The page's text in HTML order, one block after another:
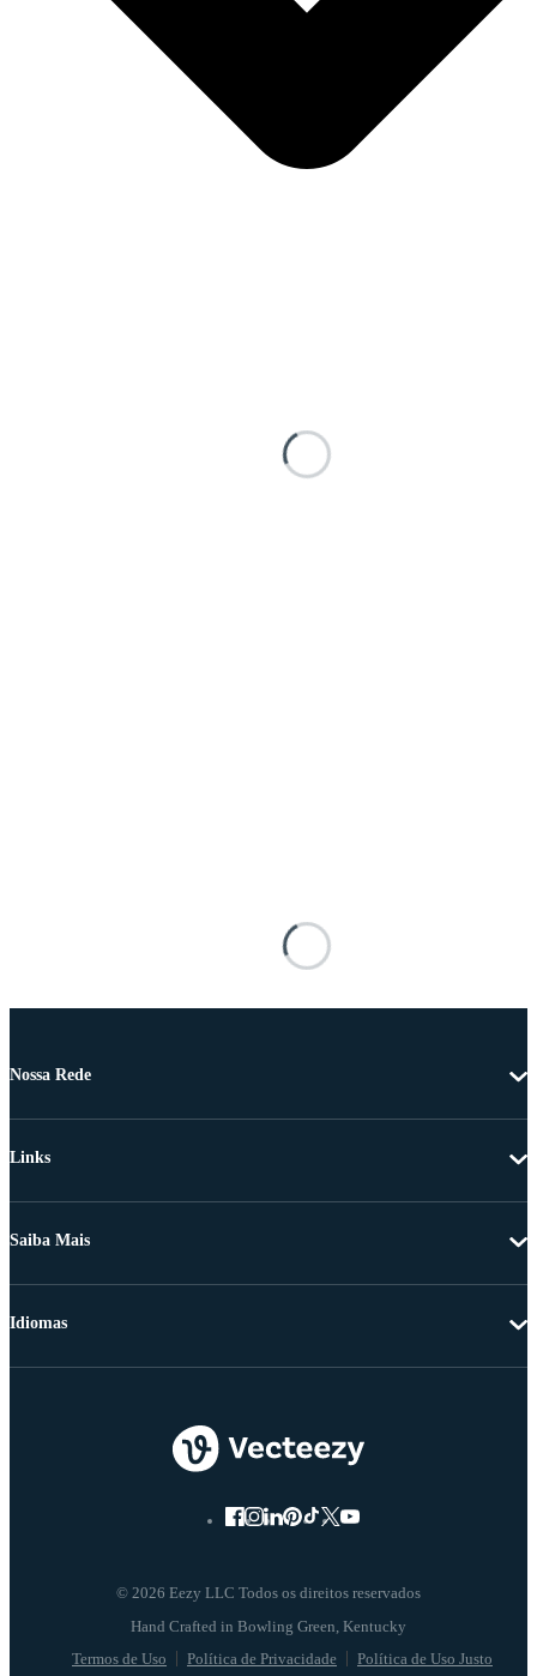
Nossa Rede
Links
Saiba Mais
© 2026 Eezy LLC Todos os direitos reservados
Termos de Uso Política de Privacidade Política de Uso Justo
Idiomas